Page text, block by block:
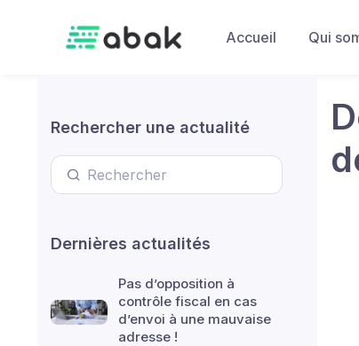
Accueil Qui
Rechercher une actualité
Dernières actualités
Pas d’opposition à
contrôle fiscal en cas
d’envoi à une mauvaise
adresse !